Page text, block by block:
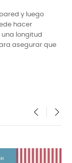
y luego
hacer
longitud
asegurar que